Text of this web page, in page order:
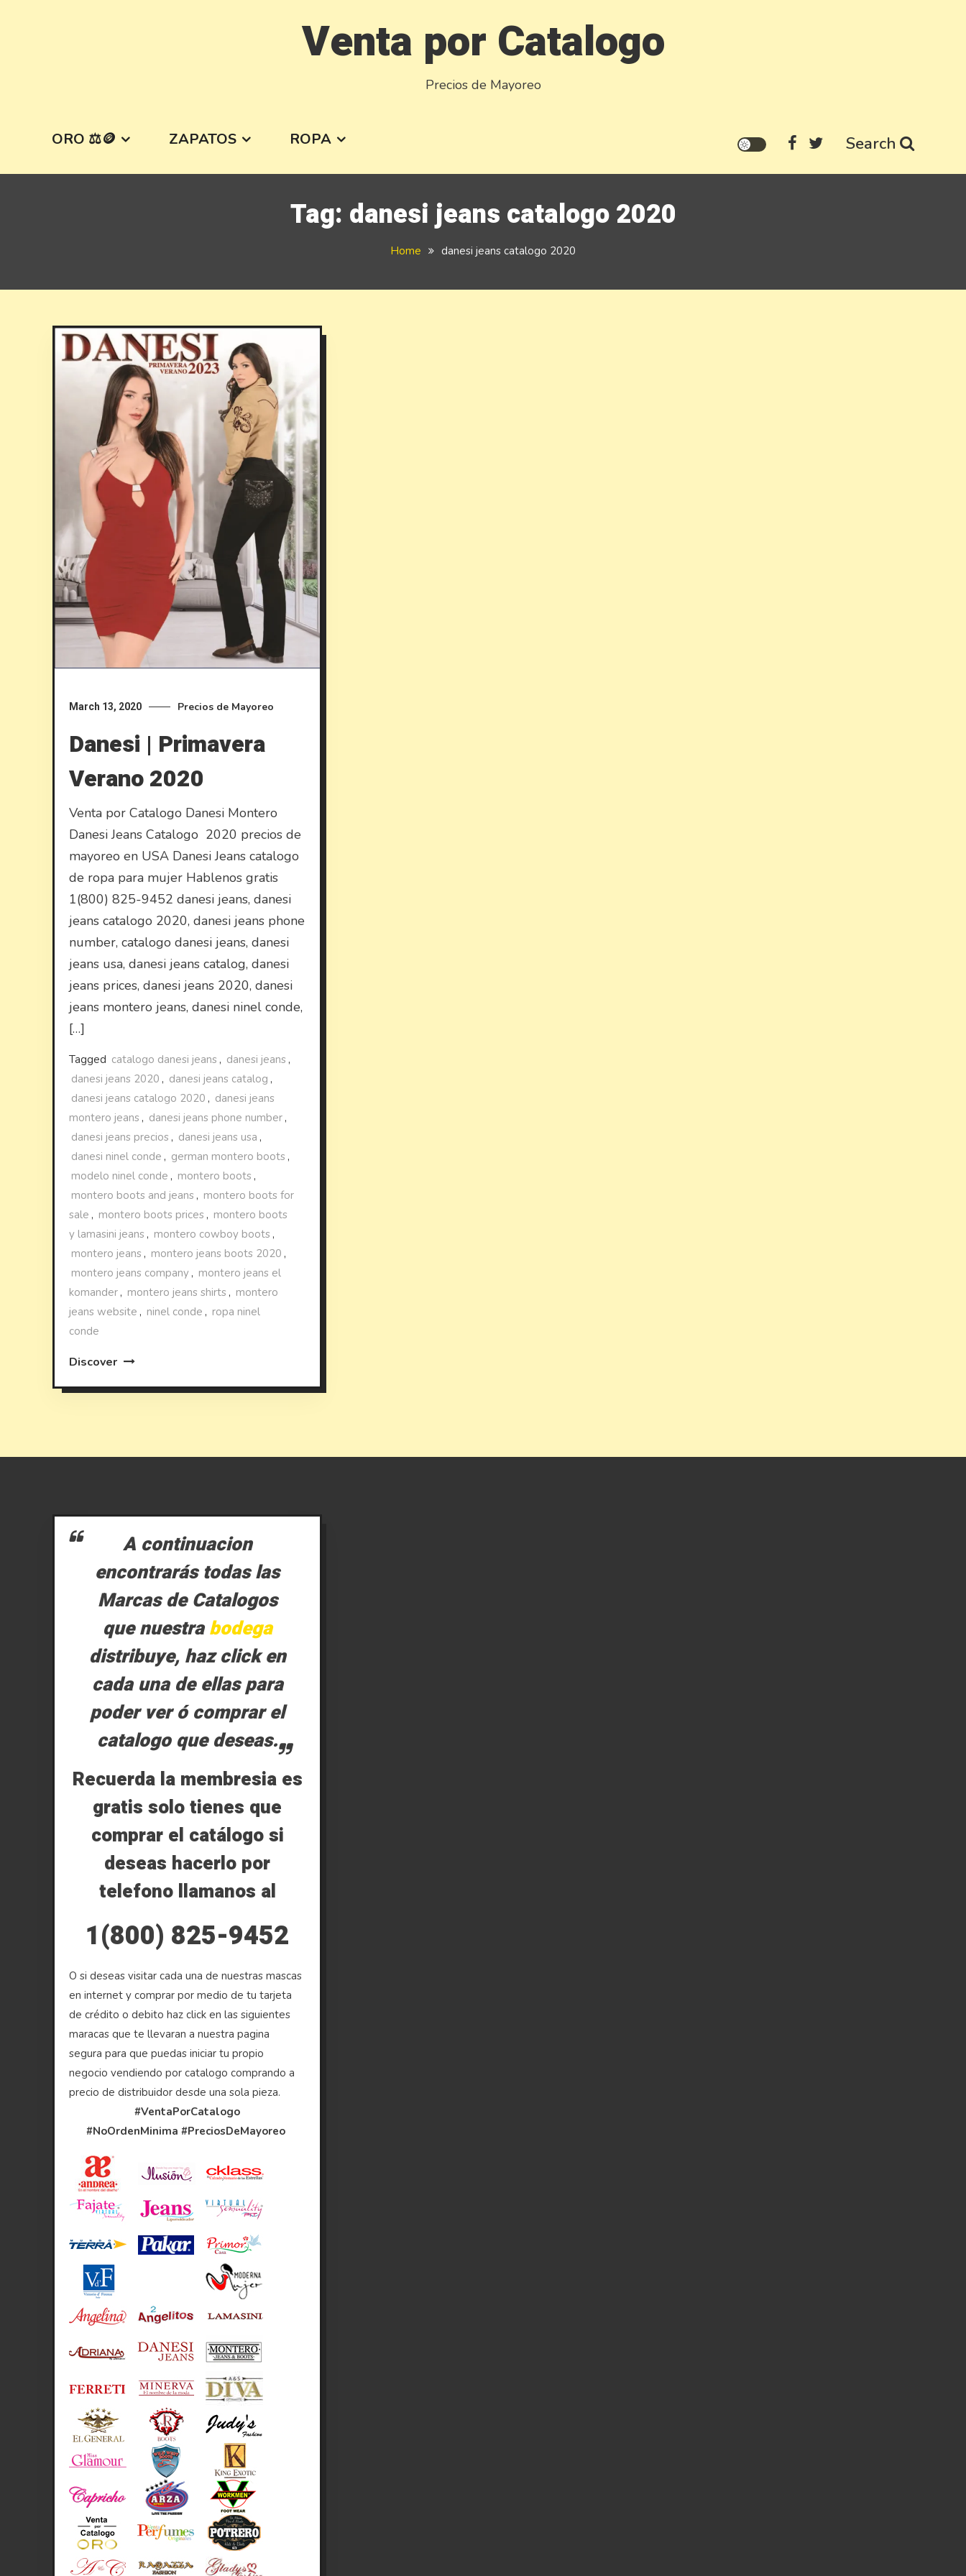
Venta por Catalogo
Precios de Mayoreo
ORO ⚖️🪙 ZAPATOS ROPA Search
Tag: danesi jeans catalogo 2020
Home danesi jeans catalogo 2020
March 13, 2020 Precios de Mayoreo
Danesi | Primavera
Verano 2020
Venta por Catalogo Danesi Montero
Danesi Jeans Catalogo 2020 precios de
mayoreo en USA Danesi Jeans catalogo
de ropa para mujer Hablenos gratis
1(800) 825-9452 danesi jeans, danesi
jeans catalogo 2020, danesi jeans phone
number, catalogo danesi jeans, danesi
jeans usa, danesi jeans catalog, danesi
jeans prices, danesi jeans 2020, danesi
jeans montero jeans, danesi ninel conde,
[…]
Tagged catalogo danesi jeans , danesi jeans ,
danesi jeans 2020 , danesi jeans catalog ,
danesi jeans catalogo 2020 , danesi jeans
montero jeans , danesi jeans phone number ,
danesi jeans precios , danesi jeans usa ,
danesi ninel conde , german montero boots ,
modelo ninel conde , montero boots ,
montero boots and jeans , montero boots for
sale , montero boots prices , montero boots
y lamasini jeans , montero cowboy boots ,
montero jeans , montero jeans boots 2020 ,
montero jeans company , montero jeans el
komander , montero jeans shirts , montero
jeans website , ninel conde , ropa ninel
conde
Discover
A continuacion
encontrarás todas las
Marcas de Catalogos
que nuestrabodega
distribuye, haz click en
cada una de ellas para
poder ver ó comprar el
catalogo que deseas.
Recuerda la membresia es
gratis solo tienes que
comprar el catálogo si
deseas hacerlo por
telefono llamanos al
1(800) 825-9452
O si deseas visitar cada una de nuestras mascas
en internet y comprar por medio de tu tarjeta
de crédito o debito haz click en las siguientes
maracas que te llevaran a nuestra pagina
segura para que puedas iniciar tu propio
negocio vendiendo por catalogo comprando a
precio de distribuidor desde una sola pieza.
#VentaPorCatalogo
#NoOrdenMinima#PreciosDeMayoreo